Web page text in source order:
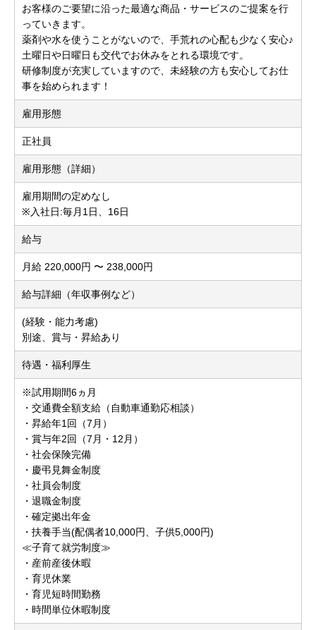
お客様のご要望に沿った最適な商品・サービスのご提案を行
っていきます。
薬剤や水を使うことがないので、手荒れの心配も少なく安心♪
土曜日や日曜日も交代でお休みをとれる環境です。
研修制度が充実していますので、未経験の方も安心してお仕
事を始められます！
雇用形態
正社員
雇用形態（詳細）
雇用期間の定めなし
※入社日:毎月1日、16日
給与
月給 220,000円 〜 238,000円
給与詳細（年収事例など）
(経験・能力考慮)
別途、賞与・昇給あり
待遇・福利厚生
※試用期間6ヵ月
・交通費全額支給（自動車通勤応相談）
・昇給年1回（7月）
・賞与年2回（7月・12月）
・社会保険完備
・慶弔見舞金制度
・社員会制度
・退職金制度
・確定拠出年金
・扶養手当(配偶者10,000円、子供5,000円)
≪子育て就労制度≫
・産前産後休暇
・育児休業
・育児短時間勤務
・時間単位休暇制度